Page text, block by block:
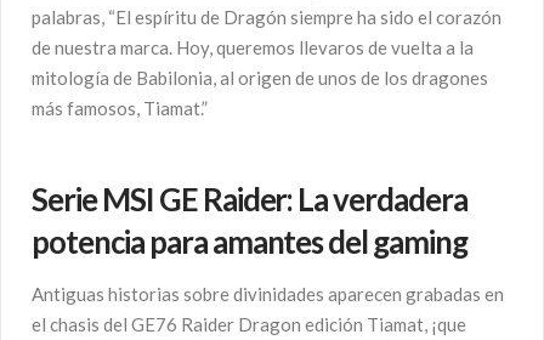
palabras, “El espíritu de Dragón siempre ha sido el corazón
de nuestra marca. Hoy, queremos llevaros de vuelta a la
mitología de Babilonia, al origen de unos de los dragones
más famosos, Tiamat.”
Serie MSI GE Raider: La verdadera
potencia para amantes del gaming
Antiguas historias sobre divinidades aparecen grabadas en
el chasis del GE76 Raider Dragon edición Tiamat, ¡que